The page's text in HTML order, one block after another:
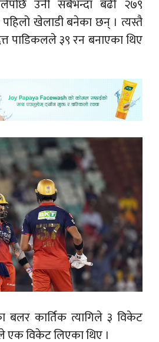
उनी सबैभन्दा बढी २७९
खेलाडी बनेका छन् । त्यस्तै
पाडिकलले ३९ रन बनाएका थिए
बलर कार्तिक त्यागिले ३ विकेट
एक विकेट लिएका थिए ।